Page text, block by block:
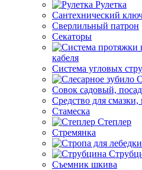
Рулетка
Сантехнический
Сверлильный патрон
Секаторы
кабеля
Система угловых
Совок садовый,
Средство для смазки,
Стамеска
Степлер
Стремянка
Съемник шкива